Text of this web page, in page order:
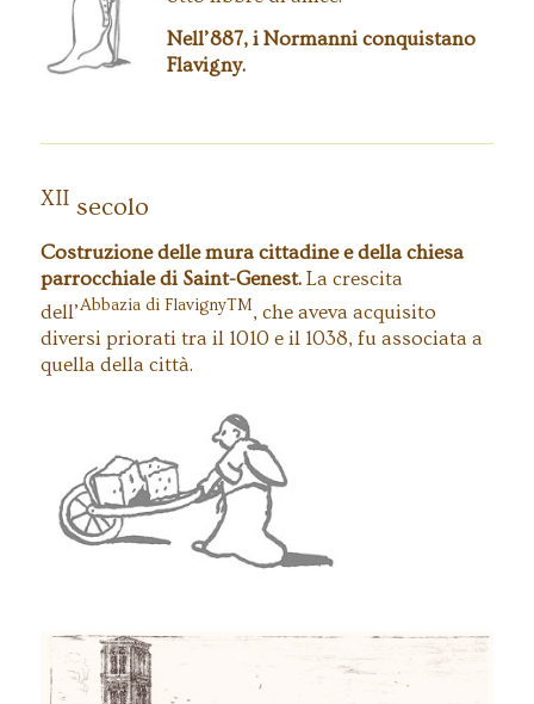
Nell’887, i Normanni conquistano
Flavigny.
XIIsecolo
Costruzione delle mura cittadine e della chiesa
parrocchiale di Saint-Genest.La crescita
dell’Abbazia di FlavignyTM, che aveva acquisito
diversi priorati tra il 1010 e il 1038, fu associata a
quella della città.